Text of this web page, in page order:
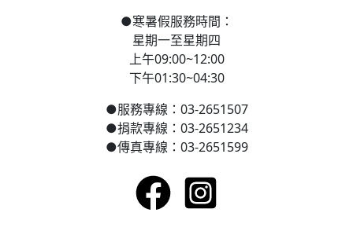
●寒暑假服務時間：
星期一至星期四
上午09:00~12:00
下午01:30~04:30
●服務專線：03-2651507
●捐款專線：03-2651234
●傳真專線：03-2651599